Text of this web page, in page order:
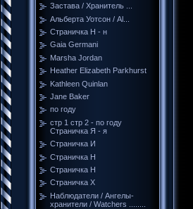
Застава / Хранитель ...
Альберта Уотсон / Al...
Страничка Н - н
Gaia Germani
Marsha Jordan
Heather Elizabeth Parkhurst
Kathleen Quinlan
Jane Baker
по году
стр 1 стр 2 - по году
Страничка Я - я
Страничка И
Страничка Н
Страничка Н
Страничка Х
Наблюдатели / Ангелы-
хранители / Watchers ........